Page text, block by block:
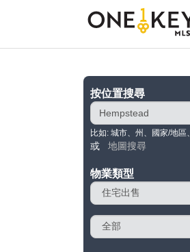
按位置搜尋
比如: 城市、州、國家/地區
或 地圖搜尋
物業類型